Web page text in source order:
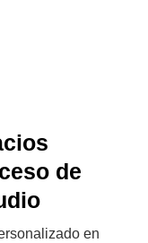
de
en